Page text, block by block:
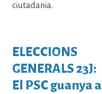
ciutadania.
ELECCIONS
GENERALS 23J:
El PSC guanya a